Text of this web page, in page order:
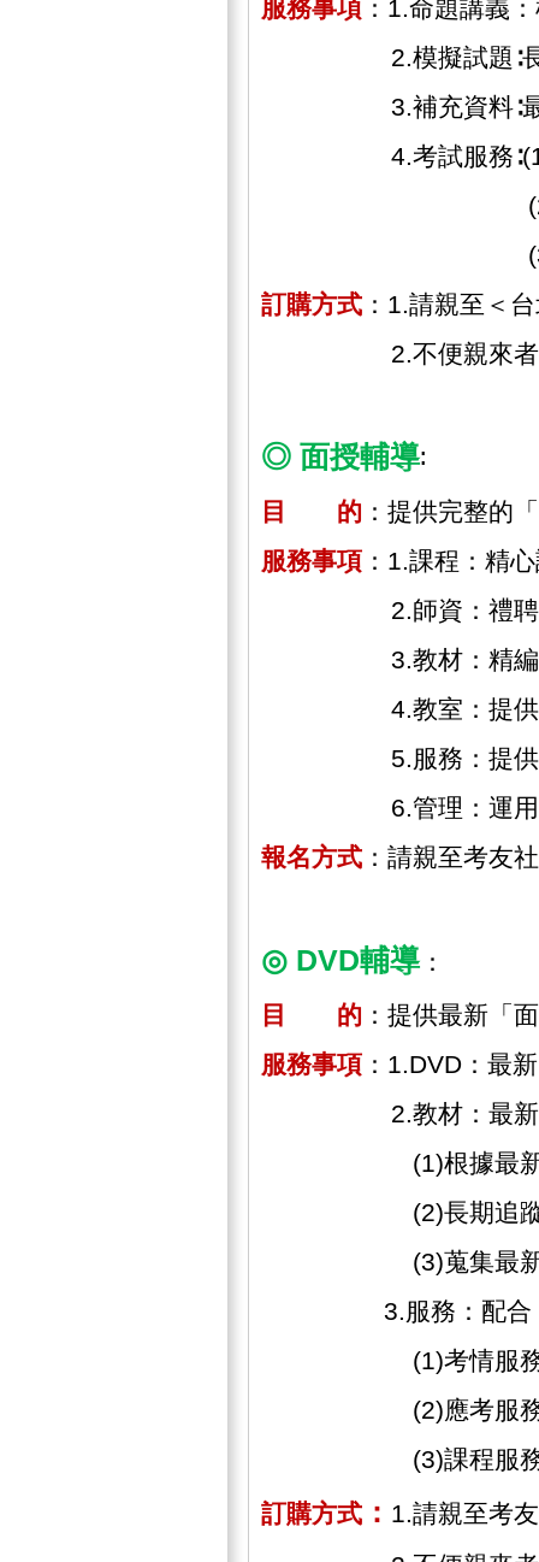
服務事項 ：1.命題講義
2.模擬試題∶長期追
3.補充資料∶最新時
4.考試服務∶(1)考情
(2)應考服務：
(3)課程服務：
訂購方式 ：1.請親至＜
2.不便親來者可
◎ 面授輔導∶
目 的 ：提供完整的
服務事項 ：1.課程：精
2.師資：禮聘權威
3.教材：精編全套教
4.教室：提供「安
5.服務：提供各項
6.管理：運用「計
報名方式 ：請親至考友
◎ DVD輔導 ：
目 的 ：提供最新「
服務事項 ：1.DVD：最
2.教材：最新「面
(1)根據最新命題大
(2)長期追蹤歷屆試
(3)蒐集最新時事資
3.服務：配合「
(1)考情服務：隨
(2)應考服務：協
(3)課程服務：協
訂購方式 ： 1.請親至考